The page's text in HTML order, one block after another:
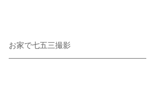
お家で七五三撮影